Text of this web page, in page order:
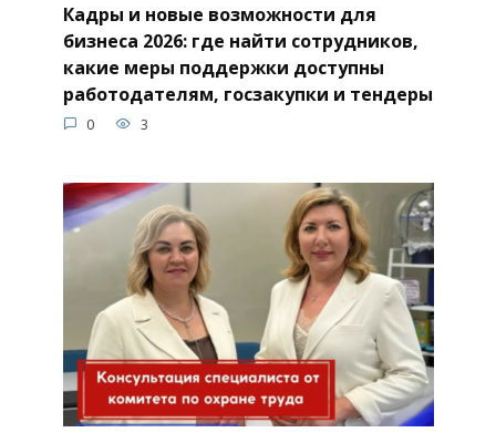
Кадры и новые возможности для
бизнеса 2026: где найти сотрудников,
какие меры поддержки доступны
работодателям, госзакупки и тендеры
0 3